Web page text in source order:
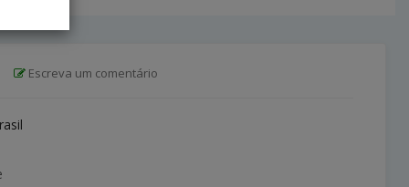
Escreva um comentário